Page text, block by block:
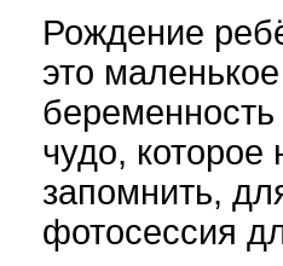
Рождение
это
чудо, которое
запомнить,
фотосессия